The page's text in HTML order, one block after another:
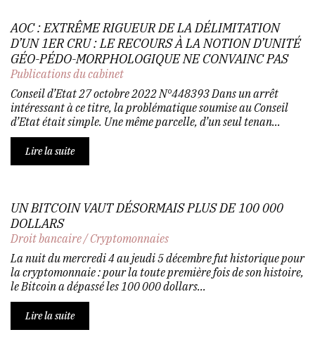
AOC : EXTRÊME RIGUEUR DE LA DÉLIMITATION
D’UN 1ER CRU : LE RECOURS À LA NOTION D’UNITÉ
GÉO-PÉDO-MORPHOLOGIQUE NE CONVAINC PAS
Publications du cabinet
Conseil d’Etat 27 octobre 2022 N°448393 Dans un arrêt
intéressant à ce titre, la problématique soumise au Conseil
d’Etat était simple. Une même parcelle, d’un seul tenan...
Lire la suite
UN BITCOIN VAUT DÉSORMAIS PLUS DE 100 000
DOLLARS
Droit bancaire/Cryptomonnaies
La nuit du mercredi 4 au jeudi 5 décembre fut historique pour
la cryptomonnaie : pour la toute première fois de son histoire,
le Bitcoin a dépassé les 100 000 dollars...
Lire la suite